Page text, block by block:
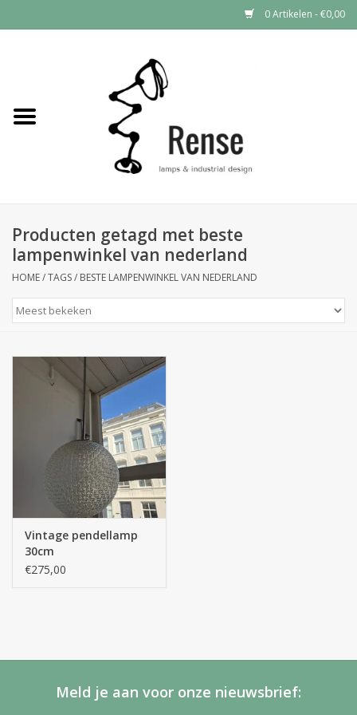
0 Artikelen - €0,00
Industrial lamps
Producten getagd met beste
lampenwinkel van nederland
HOME/TAGS/ BESTE LAMPENWINKEL VAN NEDERLAND
Vintage pendellamp
30cm
€275,00
Meld je aan voor onze nieuwsbrief: